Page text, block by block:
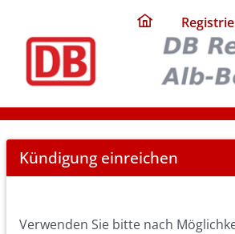
home
page
Cancel
Abo
Kündigung einreichen
Verwenden Sie bitte nach